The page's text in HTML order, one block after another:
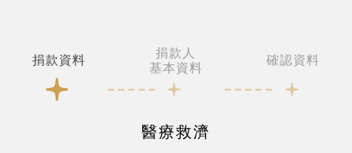
捐款資料
捐款人
基本資料
確認資料
醫療救濟